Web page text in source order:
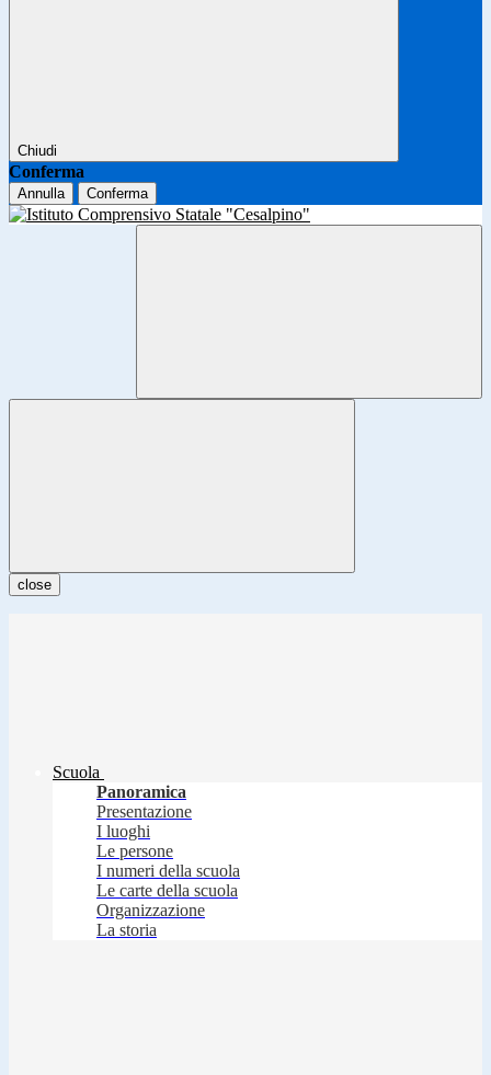
Chiudi
Conferma
Annulla Conferma
close
Scuola
Panoramica
Presentazione
I luoghi
Le persone
I numeri della scuola
Le carte della scuola
Organizzazione
La storia